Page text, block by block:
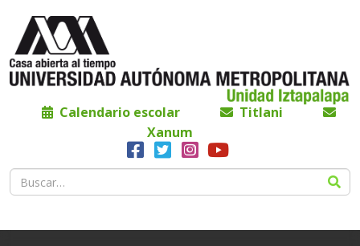
Calendario escolar
Titlani
Xanum